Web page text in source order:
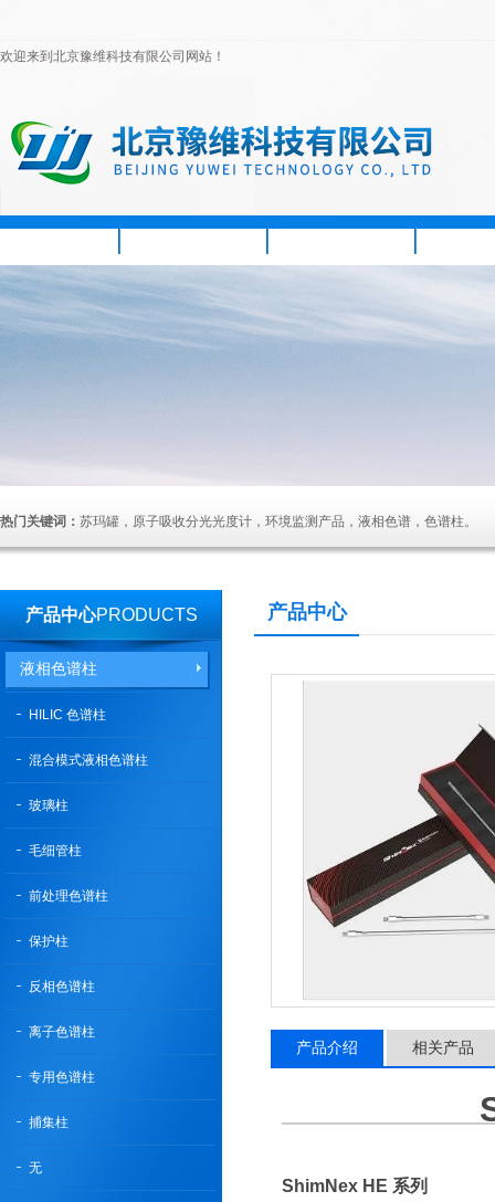
欢迎来到北京豫维科技有限公司网站！
热门关键词： 苏玛罐，原子吸收分光光度计，环境监测产品，液相色谱，色谱柱。
产品中心PRODUCTS
液相色谱柱
HILIC 色谱柱
混合模式液相色谱柱
玻璃柱
毛细管柱
前处理色谱柱
保护柱
反相色谱柱
离子色谱柱
专用色谱柱
捕集柱
无
产品中心
产品介绍 相关产品
ShimNex HE 系列